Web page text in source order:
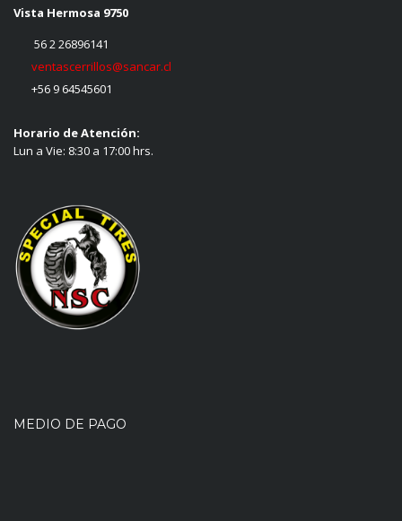
Vista Hermosa 9750
56 2 26896141
ventascerrillos@sancar.cl
+56 9 64545601
Horario de Atención:
Lun a Vie: 8:30 a 17:00 hrs.
MEDIO DE PAGO